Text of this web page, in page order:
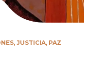
, JUSTICIA, PAZ